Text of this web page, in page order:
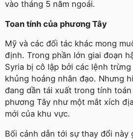
vào tháng 5 năm ngoái.
Toan tính của phương Tây
Mỹ và các đối tác khác mong
định. Trong phần lớn giai đoạn
Syria bị cô lập bởi các lệnh
khủng hoảng nhân đạo. Nhưng
đang dần tái xuất trong tính
phương Tây như một mắt xích
mới của khu vực.
Bối cảnh dẫn tới sự thay đổi này